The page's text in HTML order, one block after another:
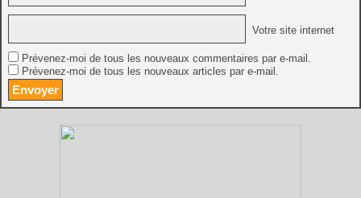
Votre site internet
Prévenez-moi de tous les nouveaux commentaires par e-mail.
Prévenez-moi de tous les nouveaux articles par e-mail.